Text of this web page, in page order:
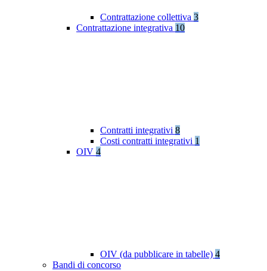
Contrattazione collettiva 3
Contrattazione integrativa 10
Contratti integrativi 8
Costi contratti integrativi 1
OIV 4
OIV (da pubblicare in tabelle) 4
Bandi di concorso